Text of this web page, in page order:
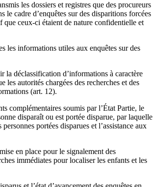
les dossiers et registres que des procureurs
le cadre d’enquêtes sur des disparitions forcées
que ceux-ci étaient de nature confidentielle et
les informations utiles aux enquêtes sur des
la déclassification d’informations à caractère
les autorités chargées des recherches et des
(art. 12).
complémentaires soumis par l’État Partie, le
disparaît ou est portée disparue, par laquelle
portées disparues et l’assistance aux
en place pour le signalement des
immédiates pour localiser les enfants et les